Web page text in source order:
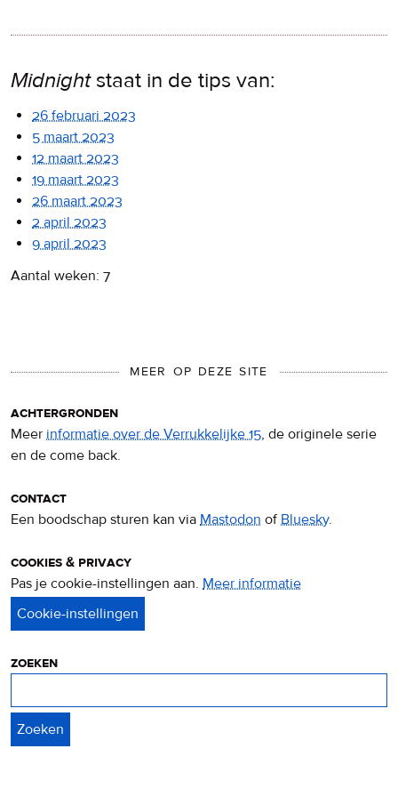
Midnightstaat in de tips van:
26 februari 2023
5 maart 2023
12 maart 2023
19 maart 2023
26 maart 2023
2 april 2023
9 april 2023
Aantal weken: 7
MEER OP DEZE SITE
achtergronden
Meer informatie over de Verrukkelijke 15, de originele serie
en de come back.
contact
Een boodschap sturen kan via Mastodon ofBluesky.
cookies & privacy
Pas je cookie-instellingen aan. Meer informatie
zoeken